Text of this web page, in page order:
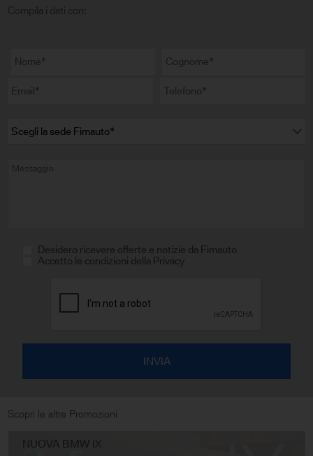
Desidero ricevere offerte e notizie da Fimauto
Accetto le condizioni della Privacy
Scopri le altre Promozioni
NUOVA BMW IX